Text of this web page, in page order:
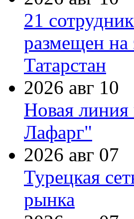
21
размещен на
Татарстан
2026 авг 10
Новая
Лафарг"
2026 авг 07
Турецкая
рынка